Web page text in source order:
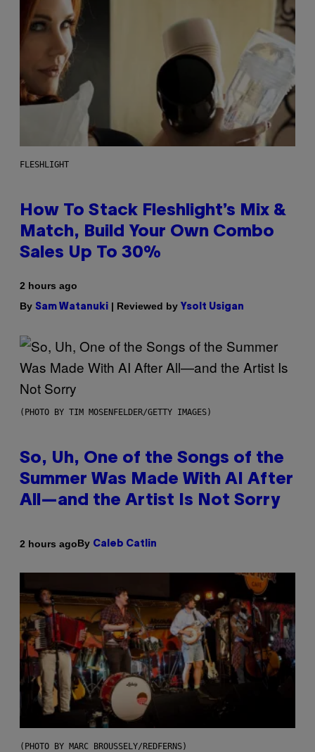
FLESHLIGHT
How To Stack Fleshlight’s Mix &
Match, Build Your Own Combo
Sales Up To 30%
2 hours ago
By Sam Watanuki | Reviewed by Ysolt Usigan
(PHOTO BY TIM MOSENFELDER/GETTY IMAGES)
So, Uh, One of the Songs of the
Summer Was Made With AI After
All—and the Artist Is Not Sorry
2 hours agoBy Caleb Catlin
(PHOTO BY MARC BROUSSELY/REDFERNS)